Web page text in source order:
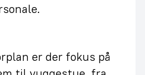
er der fokus på